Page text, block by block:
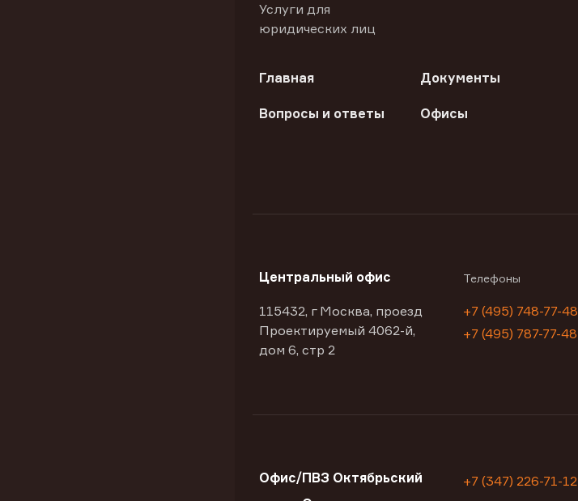
Услуги для
юридических лиц
Главная Документы
Вопросы и ответы Офисы
Центральный офис
115432, г Москва, проезд
Проектируемый 4062-й,
дом 6, стр 2
Телефоны
+7 (495) 748-77-48
+7 (495) 787-77-48
Офис/ПВЗ Октябрьский
+7 (347) 226-71-12